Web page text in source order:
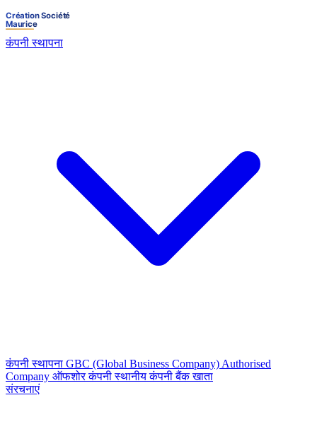
कंपनी स्थापना
कंपनी स्थापना GBC (Global Business Company) Authorised
Company ऑफशोर कंपनीस्थानीय कंपनीबैंक खाता
संरचनाएं